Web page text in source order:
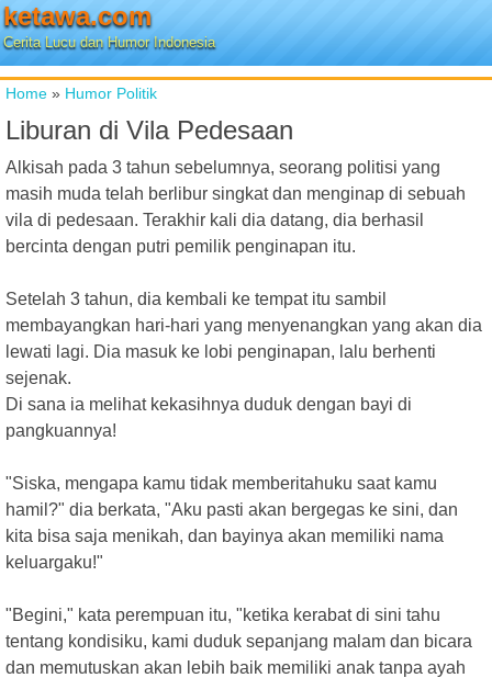
ketawa.com
Cerita Lucu dan Humor Indonesia
Home » Humor Politik
Liburan di Vila Pedesaan
Alkisah pada 3 tahun sebelumnya, seorang politisi yang
masih muda telah berlibur singkat dan menginap di sebuah
vila di pedesaan. Terakhir kali dia datang, dia berhasil
bercinta dengan putri pemilik penginapan itu.
Setelah 3 tahun, dia kembali ke tempat itu sambil
membayangkan hari-hari yang menyenangkan yang akan dia
lewati lagi. Dia masuk ke lobi penginapan, lalu berhenti
sejenak.
Di sana ia melihat kekasihnya duduk dengan bayi di
pangkuannya!
"Siska, mengapa kamu tidak memberitahuku saat kamu
hamil?" dia berkata, "Aku pasti akan bergegas ke sini, dan
kita bisa saja menikah, dan bayinya akan memiliki nama
keluargaku!"
"Begini," kata perempuan itu, "ketika kerabat di sini tahu
tentang kondisiku, kami duduk sepanjang malam dan bicara
dan memutuskan akan lebih baik memiliki anak tanpa ayah